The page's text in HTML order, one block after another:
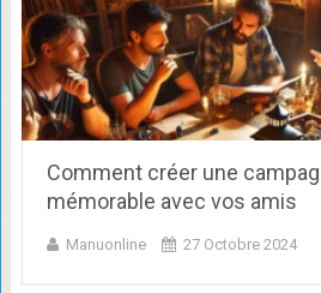
Comment créer une
mémorable avec vos amis
Manuonline 27 Octobre 2024